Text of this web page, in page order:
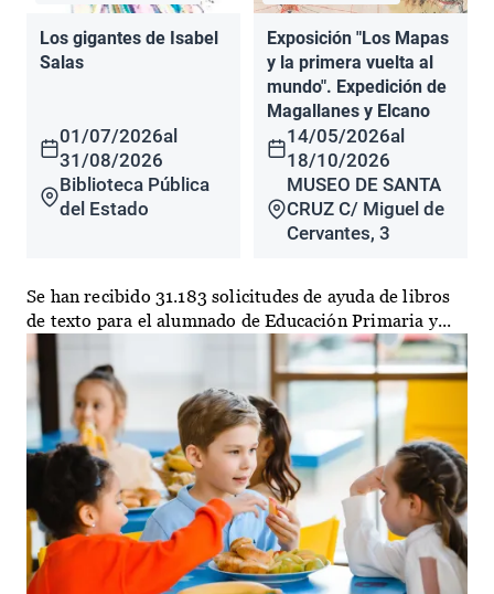
Los gigantes de Isabel
Salas
01/07/2026al
31/08/2026
Biblioteca Pública
del Estado
Exposición "Los Mapas
y la primera vuelta al
mundo". Expedición de
Magallanes y Elcano
14/05/2026al
18/10/2026
MUSEO DE SANTA
CRUZ C/ Miguel de
Cervantes, 3
Se han recibido 31.183 solicitudes de ayuda de libros
de texto para el alumnado de Educación Primaria y...